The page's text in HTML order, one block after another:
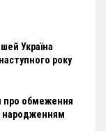
Україна
року
про обмеження
народженням